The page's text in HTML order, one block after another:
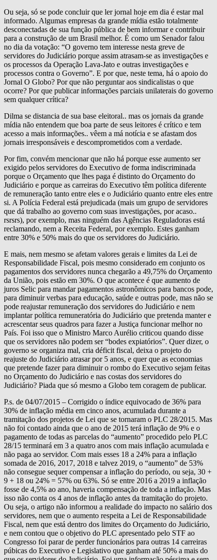
Ou seja, só se pode concluir que ler jornal hoje em dia é estar mal
informado. Algumas empresas da grande mídia estão totalmente
desconectadas de sua função pública de bem informar e contribuir
para a construção de um Brasil melhor. É como um Senador falou
no dia da votação: “O governo tem interesse nesta greve de
servidores do Judiciário porque assim atrasam-se as investigações e
os processos da Operação Lava-Jato e outras investigações e
processos contra o Governo”. E por que, neste tema, há o apoio do
Jornal O Globo? Por que não perguntar aos sindicalistas o que
ocorre? Por que publicar informações parciais unilaterais do governo
sem qualquer crítica?
Dilma se distancia de sua base eleitoral.. mas os jornais da grande
mídia não entendem que boa parte de seus leitores é crítico e tem
acesso a mais informações.. vêem a má notícia e se afastam dos
jornais irresponsáveis e descomprometidos com a verdade.
Por fim, convém mencionar que não há porque esse aumento ser
exigido pelos servidores do Executivo de forma indiscriminada
porque o Orçamento que lhes paga é distinto do Orçamento do
Judiciário e porque as carreiras do Executivo têm política diferente
de remuneração tanto entre eles e o Judiciário quanto entre eles entre
si. A Polícia Federal está prejudicada (mais um grupo de servidores
que dá trabalho ao governo com suas investigações, por acaso..
rsrsrs), por exemplo, mas ninguém das Agências Reguladoras está
reclamando, nem a Receita Federal, por exemplo. Estes ganham
entre 30% e 50% mais do que os servidores do Judiciário.
E mais, nem mesmo se afetam valores gerais e limites da Lei de
Responsabilidade Fiscal, pois mesmo considerado em conjunto os
pagamentos dos servidores nunca chegarão a 49,75% do Orçamento
da União, pois estão em 30%. O que acontece é que aumento de
juros Selic para mandar pagamentos astronômicos para bancos pode,
para diminuir verbas para educação, saúde e outras pode, mas não se
pode reajustar remuneração dos servidores do Judiciário e nem
implantar política remuneratória do Judiciário que pretenda manter e
acrescentar seus quadros para fazer a Justiça funcionar melhor no
País. Foi isso que o Ministro Marco Aurélio criticou quando disse
que os servidores não podem ser “bodes expiatórios”. Quer dizer, o
governo se organiza mal, cria déficit fiscal, deixa o projeto do
reajuste do Judiciário atrasar por 5 anos, e quer que as economias
que pretende fazer para diminuir o rombo do Executivo sejam feitas
no Orçamento do Judiciário e nas costas dos servidores do
Judiciário? Piada que só mesmo a Globo tem coragem de publicar.
P.s. de 04/07/2015 – Corrigido o índice equivocado de 36% para
30% de inflação média em cinco anos, acumulada durante a
tramitação dos projetos de Lei que se tornaram o PLC 28/2015. Mas
não foi contado ainda que o ano de 2015 terá inflação de 9% e o
pagamento de todas as parcelas do “aumento” procedido pelo PLC
28/15 terminará em 3 a quatro anos com mais inflação acumulada e
não paga ao servidor. Com mais esses 18 a 24% para a inflação
somada de 2016, 2017, 2018 e talvez 2019, o “aumento” de 53%
não consegue sequer compensar a inflação do período, ou seja, 30 +
9 + 18 ou 24% = 57% ou 63%. Só se entre 2016 a 2019 a inflação
fosse de 4,5% ao ano, haveria compensação de toda a inflação. Mas
isso não conta os 4 anos de inflação antes da tramitação do projeto.
Ou seja, o artigo não informou a realidade do impacto no salário dos
servidores, nem que o aumento respeita a Lei de Responsabilidade
Fiscal, nem que está dentro dos limites do Orçamento do Judiciário,
e nem contou que o objetivo do PLC apresentado pelo STF ao
Congresso foi parar de perder funcionários para outras 14 carreiras
púbicas do Executivo e Legislativo que ganham até 50% a mais do